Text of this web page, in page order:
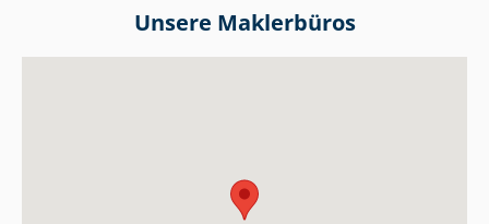
Unsere Maklerbüros